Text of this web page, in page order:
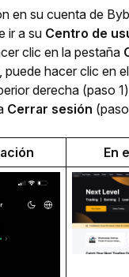
en su cuenta de
ir a su Centro de
clic en la pestaña
puede hacer clic en el
derecha (paso
Cerrar sesión
En